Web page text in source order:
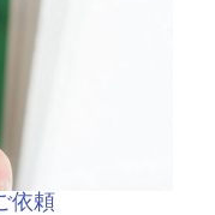
依頼